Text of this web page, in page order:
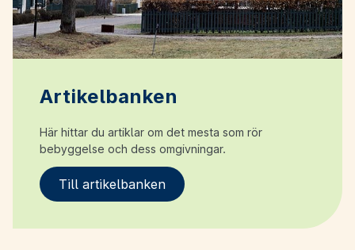
Artikelbanken
Här hittar du artiklar om det mesta som rör
bebyggelse och dess omgivningar.
Till artikelbanken